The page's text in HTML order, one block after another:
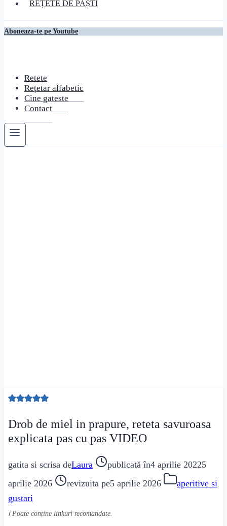
REȚETE DE PAȘTI
Aboneaza-te pe Youtube
Retete
Rețetar alfabetic
Cine gateste
Contact
Drob de miel in prapure, reteta savuroasa
explicata pas cu pas VIDEO
gatita si scrisa deLaura publicată în4 aprilie 20225
aprilie 2026
revizuita pe5 aprilie 2026
aperitive si
gustari
ℹ️ Poate conține linkuri recomandate.